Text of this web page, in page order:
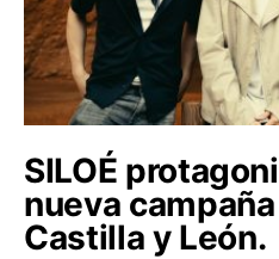
SILOÉ
nueva
Castilla y León.